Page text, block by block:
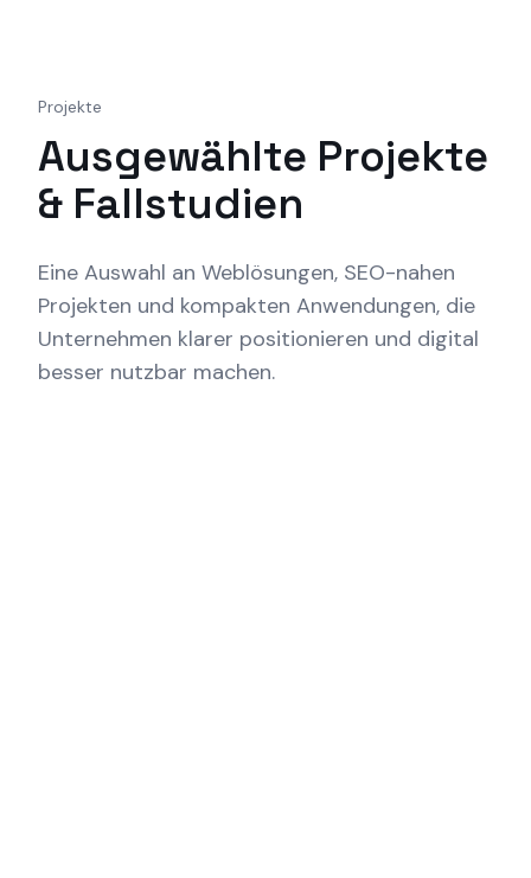
Projekte
Ausgewählte Projekte
& Fallstudien
Eine Auswahl an Weblösungen, SEO-nahen
Projekten und kompakten Anwendungen, die
Unternehmen klarer positionieren und digital
besser nutzbar machen.